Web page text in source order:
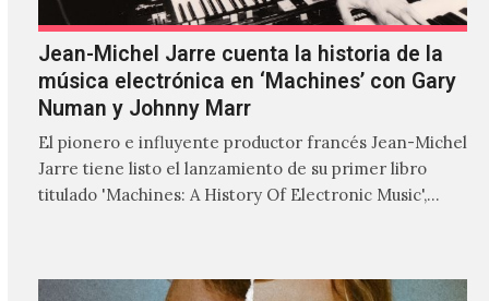
Jean-Michel Jarre cuenta la historia de la
música electrónica en ‘Machines’ con Gary
Numan y Johnny Marr
El pionero e influyente productor francés Jean-Michel
Jarre tiene listo el lanzamiento de su primer libro
titulado 'Machines: A History Of Electronic Music',